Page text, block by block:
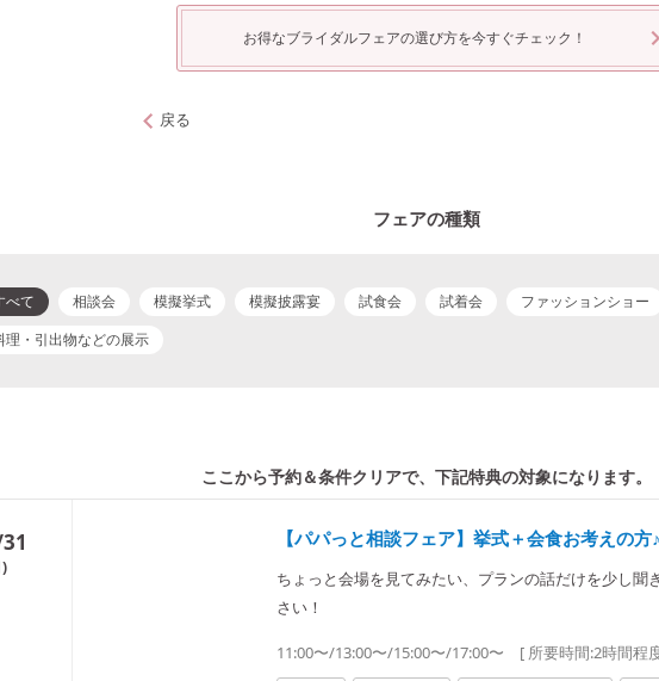
お得なブライダルフェアの選び方を今すぐチェック！
戻る
フェアの種類
べて 相談会 模擬挙式 模擬披露宴 試食会 試着会 ファッションショー
理・引出物などの展示
ここから予約＆条件クリアで、 下記特典の対象になります。
【パパっと相談フェア】挙式＋会食お考えの方♪
ちょっと会場を見てみたい、プランの話だけを少し聞
さい！
11:00〜/13:00〜/15:00〜/17:00〜 [ 所要時間:2時間程